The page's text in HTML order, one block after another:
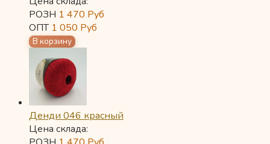
РОЗН 1 470 Руб
ОПТ 1 050 Руб
Денди 046 красный
Цена склада: